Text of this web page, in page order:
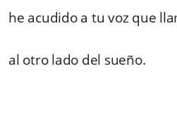
he acudido a tu voz que
al otro lado del sueño.